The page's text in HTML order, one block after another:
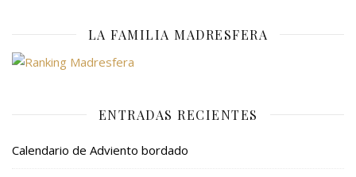
LA FAMILIA MADRESFERA
ENTRADAS RECIENTES
Calendario de Adviento bordado